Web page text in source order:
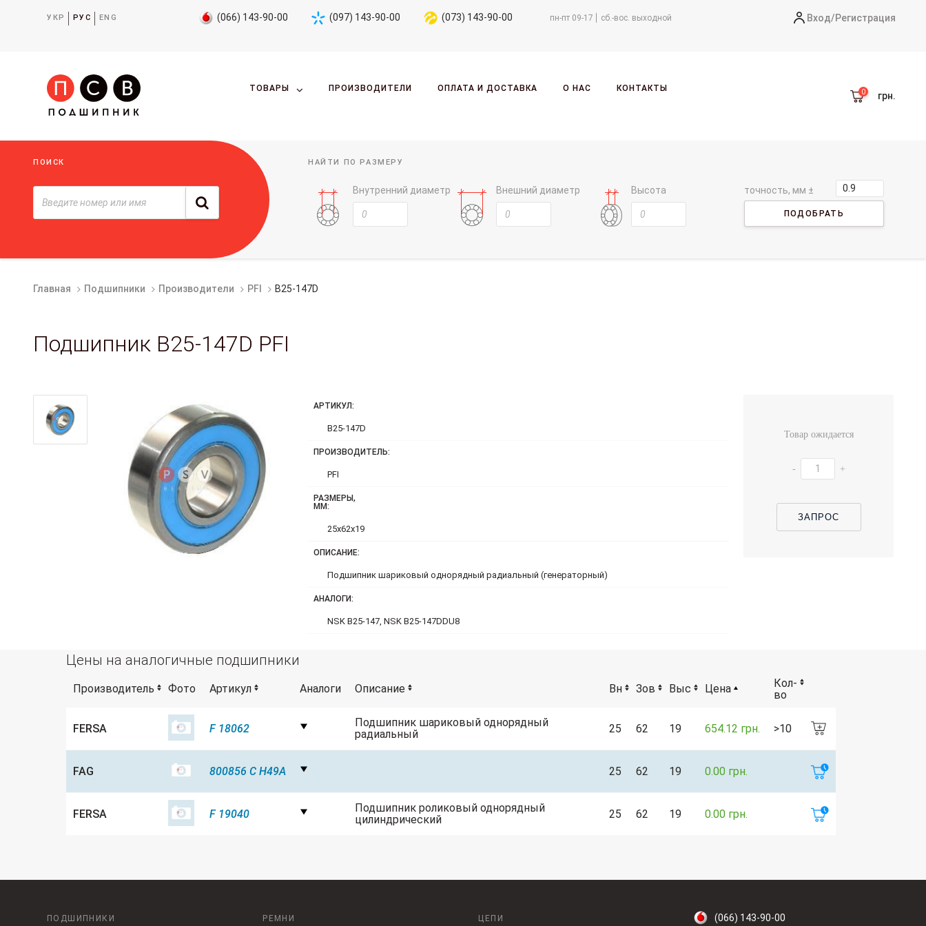
УКР РУС ENG пн-пт 09-17 сб.-вос. выходной
(066) 143-90-00 (097) 143-90-00 (073) 143-90-00 Вход/Регистрация
ТОВАРЫ ПРОИЗВОДИТЕЛИ ОПЛАТА И ДОСТАВКА О НАС КОНТАКТЫ
грн.
ПОИСК НАЙТИ ПО РАЗМЕРУ
Внутренний диаметр Внешний диаметр Высота точность, мм ±
ПОДОБРАТЬ
Главная Подшипники Производители PFI B25-147D
Подшипник B25-147D PFI
АРТИКУЛ:
B25-147D
ПРОИЗВОДИТЕЛЬ:
PFI
РАЗМЕРЫ,
ММ:
25x62x19
ОПИСАНИЕ:
Подшипник шариковый однорядный радиальный (генераторный)
АНАЛОГИ:
NSK B25-147, NSK B25-147DDU8
Товар ожидается
- +
ЗАПРОС
Цены на аналогичные подшипники
Производитель Фото Артикул Аналоги Описание Вн Зов Выс Цена
Кол-
во
FERSA F 18062
Подшипник шариковый однорядный
радиальный
25 62 19 654.12 грн. >10
FAG 800856 C H49A 25 62 19 0.00 грн.
FERSA F 19040
Подшипник роликовый однорядный
цилиндрический
25 62 19 0.00 грн.
ПОДШИПНИКИ РЕМНИ ЦЕПИ (066) 143-90-00